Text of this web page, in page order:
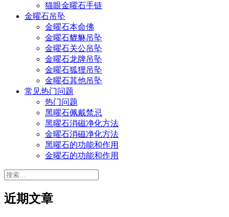
猫眼金曜石手链
金曜石吊坠
金曜石本命佛
金曜石貔貅吊坠
金曜石关公吊坠
金曜石龙牌吊坠
金曜石狐狸吊坠
金曜石其他吊坠
常见热门问题
热门问题
黑曜石佩戴禁忌
黑曜石消磁净化方法
金曜石消磁净化方法
黑曜石的功能和作用
金曜石的功能和作用
搜
近期文章